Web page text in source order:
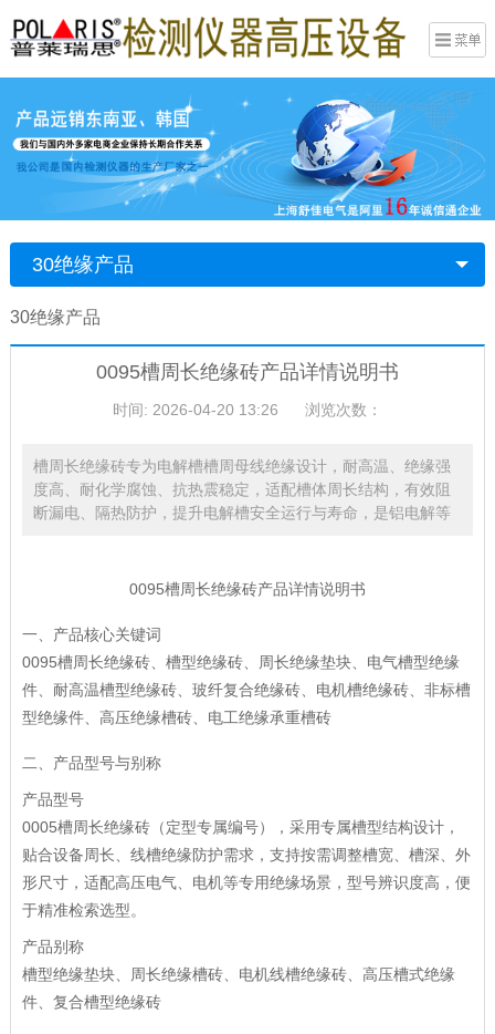
30绝缘产品
30绝缘产品
0095槽周长绝缘砖产品详情说明书
时间: 2026-04-20 13:26 浏览次数：
槽周长绝缘砖专为电解槽槽周母线绝缘设计，耐高温、绝缘强
度高、耐化学腐蚀、抗热震稳定，适配槽体周长结构，有效阻
断漏电、隔热防护，提升电解槽安全运行与寿命，是铝电解等
0095槽周长绝缘砖产品详情说明书
一、产品核心关键词
0095槽周长绝缘砖、槽型绝缘砖、周长绝缘垫块、电气槽型绝缘
件、耐高温槽型绝缘砖、玻纤复合绝缘砖、电机槽绝缘砖、非标槽
型绝缘件、高压绝缘槽砖、电工绝缘承重槽砖
二、产品型号与别称
产品型号
0005槽周长绝缘砖（定型专属编号），采用专属槽型结构设计，
贴合设备周长、线槽绝缘防护需求，支持按需调整槽宽、槽深、外
形尺寸，适配高压电气、电机等专用绝缘场景，型号辨识度高，便
于精准检索选型。
产品别称
槽型绝缘垫块、周长绝缘槽砖、电机线槽绝缘砖、高压槽式绝缘
件、复合槽型绝缘砖